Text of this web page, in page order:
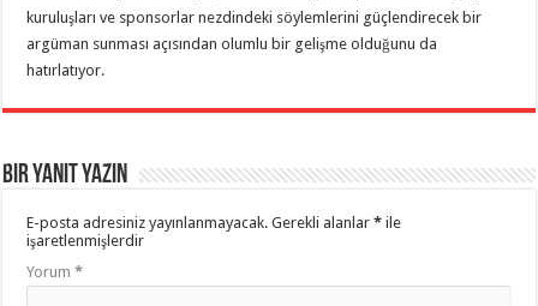
kuruluşları ve sponsorlar nezdindeki söylemlerini güçlendirecek bir
argüman sunması açısından olumlu bir gelişme olduğunu da
hatırlatıyor.
Bir yanıt yazın
E-posta adresiniz yayınlanmayacak. Gerekli alanlar* ile
işaretlenmişlerdir
Yorum*